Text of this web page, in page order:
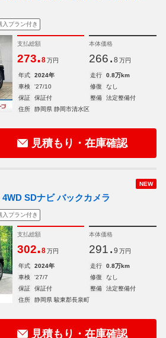
入プラン付き
支払総額
273.8 万円
本体価格
266. 8 万円
年式 2024年 走行
0.8万km
車検
'27/10 修復
なし
保証
保証付 整備
法定整備付
住所
静岡県 静岡市清水区
見積もり・在庫確認
NEW
SDナビ バックカメラ
入プラン付き
支払総額
302.8 万円
本体価格
291. 9 万円
年式 2024年 走行
0.8万km
車検
'27/7 修復
なし
保証
保証付 整備
法定整備付
住所
静岡県 駿東郡長泉町
見積もり・在庫確認